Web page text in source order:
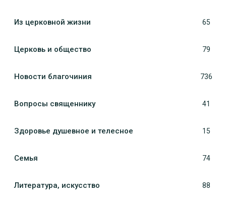
Из церковной жизни 65
Церковь и общество 79
Новости благочиния 736
Вопросы священнику 41
Здоровье душевное и телесное 15
Семья 74
Литература, искуcство 88